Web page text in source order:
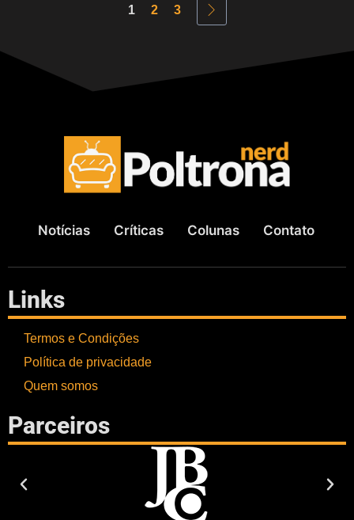
1 2 3
Notícias Críticas Colunas Contato
Links
Termos e Condições
Política de privacidade
Quem somos
Parceiros